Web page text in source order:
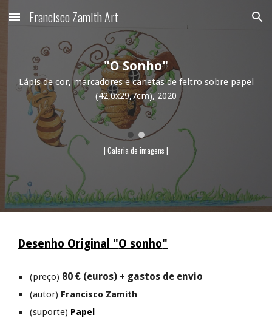
Skip to main content Skip to navigation
Francisco Zamith Art
"O Sonho"
Lápis de cor, marcadores e canetas de feltro sobre papel
(42,0x29,7cm), 2020
| Galeria de imagens |
Desenho Original "O sonho"
(preço) 80 € (euros) + gastos de envio
(autor) Francisco Zamith
(suporte) Papel